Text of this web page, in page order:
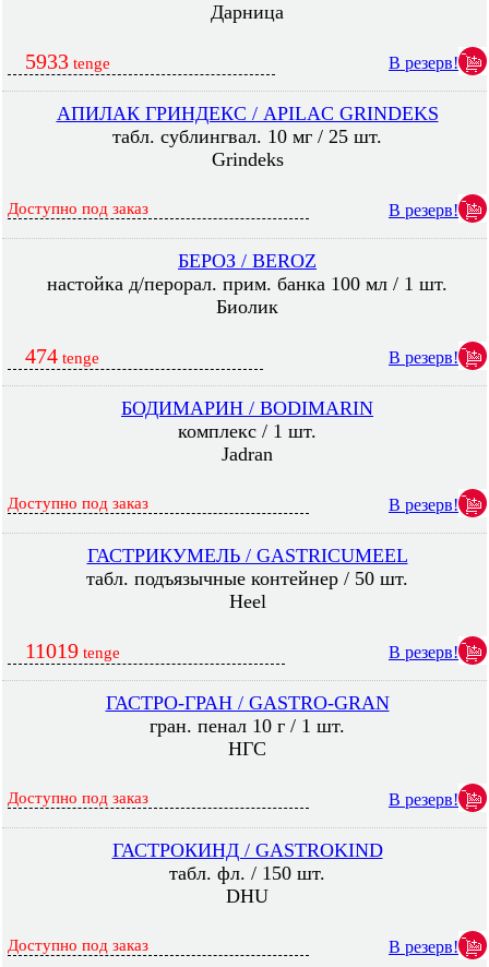
Дарница
5933 tenge В резерв!
АПИЛАК ГРИНДЕКС / APILAC GRINDEKS
табл. сублингвал. 10 мг / 25 шт.
Grindeks
Доступно под заказ В резерв!
БЕРОЗ / BEROZ
настойка д/перорал. прим. банка 100 мл / 1 шт.
Биолик
474 tenge В резерв!
БОДИМАРИН / BODIMARIN
комплекс / 1 шт.
Jadran
Доступно под заказ В резерв!
ГАСТРИКУМЕЛЬ / GASTRICUMEEL
табл. подъязычные контейнер / 50 шт.
Heel
11019 tenge В резерв!
ГАСТРО-ГРАН / GASTRO-GRAN
гран. пенал 10 г / 1 шт.
НГС
Доступно под заказ В резерв!
ГАСТРОКИНД / GASTROKIND
табл. фл. / 150 шт.
DHU
Доступно под заказ В резерв!